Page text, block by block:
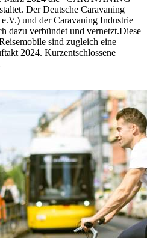
Der Deutsche Caravaning
und der Caravaning Industrie
dazu verbündet und vernetzt.Diese
sind zugleich eine
2024. Kurzentschlossene